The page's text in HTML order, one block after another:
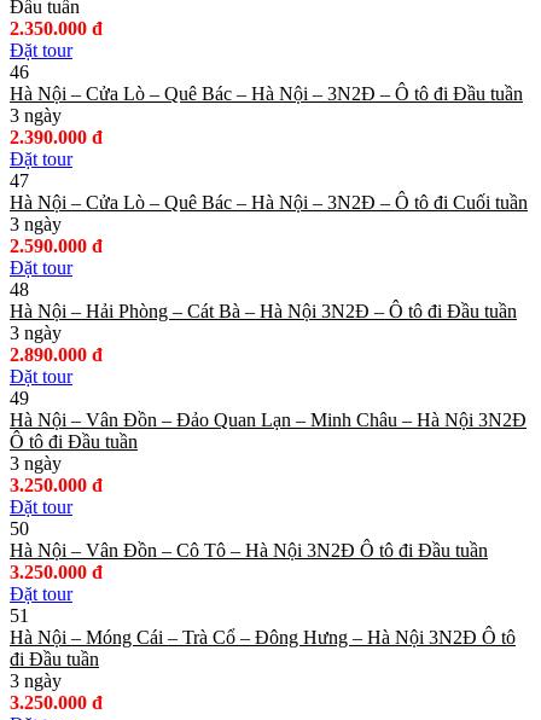
Đầu tuần
2.350.000 đ
Đặt tour
46
Hà Nội – Cửa Lò – Quê Bác – Hà Nội – 3N2Đ – Ô tô đi Đầu tuần
3 ngày
2.390.000 đ
Đặt tour
47
Hà Nội – Cửa Lò – Quê Bác – Hà Nội – 3N2Đ – Ô tô đi Cuối tuần
3 ngày
2.590.000 đ
Đặt tour
48
Hà Nội – Hải Phòng – Cát Bà – Hà Nội 3N2Đ – Ô tô đi Đầu tuần
3 ngày
2.890.000 đ
Đặt tour
49
Hà Nội – Vân Đồn – Đảo Quan Lạn – Minh Châu – Hà Nội 3N2Đ
Ô tô đi Đầu tuần
3 ngày
3.250.000 đ
Đặt tour
50
Hà Nội – Vân Đồn – Cô Tô – Hà Nội 3N2Đ Ô tô đi Đầu tuần
3.250.000 đ
Đặt tour
51
Hà Nội – Móng Cái – Trà Cổ – Đông Hưng – Hà Nội 3N2Đ Ô tô
đi Đầu tuần
3 ngày
3.250.000 đ